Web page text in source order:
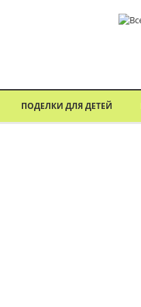
ПОДЕЛКИ ДЛЯ ДЕТЕЙ